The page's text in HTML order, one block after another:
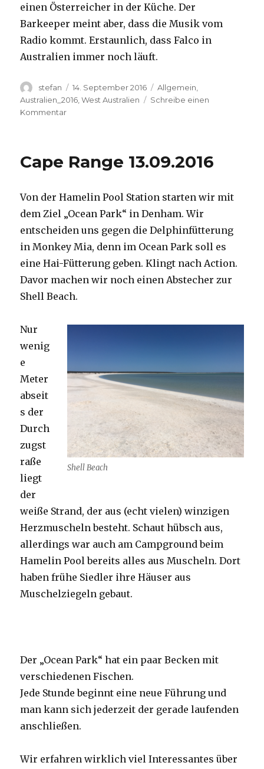
einen Österreicher in der Küche. Der
Barkeeper meint aber, dass die Musik vom
Radio kommt. Erstaunlich, dass Falco in
Australien immer noch läuft.
Autor
stefan
Veröffentlicht
am
14. September 2016 Kategorien
Allgemein
Australien_2016 ,West Australien
Schreibe einen
Kommentarzu
Cape Range 13.09.2016
Von der Hamelin Pool Station starten wir mit
dem Ziel „Ocean Park“ in Denham. Wir
entscheiden uns gegen die Delphinfütterung
in Monkey Mia, denn im Ocean Park soll es
eine Hai-Fütterung geben. Klingt nach Action.
Davor machen wir noch einen Abstecher zur
Shell Beach.
Shell Beach
Nur
wenig
e
Meter
abseit
s der
Durch
zugst
raße
liegt
der
weiße Strand, der aus (echt vielen) winzigen
Herzmuscheln besteht. Schaut hübsch aus,
allerdings war auch am Campground beim
Hamelin Pool bereits alles aus Muscheln. Dort
haben frühe Siedler ihre Häuser aus
Muschelziegeln gebaut.
Der „Ocean Park“ hat ein paar Becken mit
verschiedenen Fischen.
Jede Stunde beginnt eine neue Führung und
man kann sich jederzeit der gerade laufenden
anschließen.
Wir erfahren wirklich viel Interessantes über